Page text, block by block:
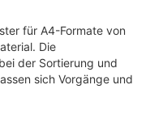
für A4-Formate von
Die
der Sortierung und
sich Vorgänge und